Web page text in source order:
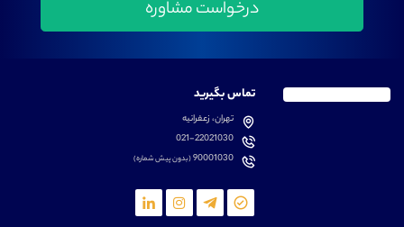
تماس بگیرید
تهران، زعفرانیه
021-22021030
90001030(بدون پیش شماره)